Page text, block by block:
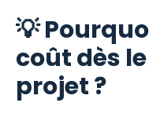
💡
coût dès
projet ?